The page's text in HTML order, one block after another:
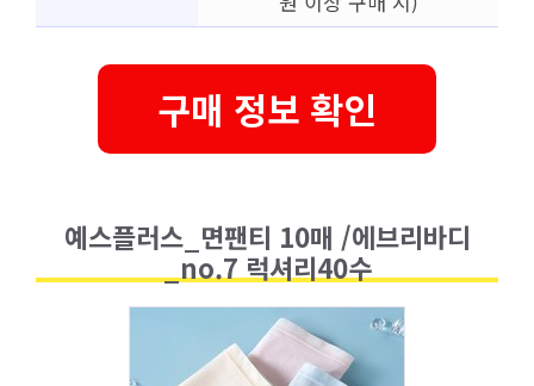
구매 정보 확인
예스플러스_면팬티 10매 /에브리바디
_no.7 럭셔리40수